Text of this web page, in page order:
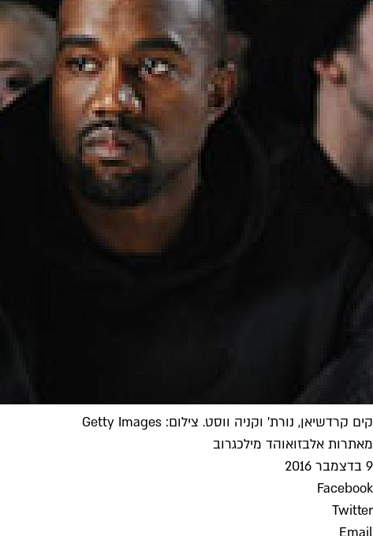
קים קרדשיאן, נורת' וקניה ווסט. צילום: Getty Images
מאתרות אלבזואוהד מילכגרוב
9 בדצמבר 2016
Facebook
Twitter